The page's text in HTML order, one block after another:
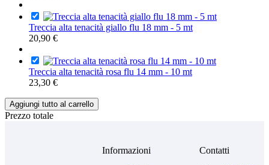
Treccia alta tenacità giallo flu 18 mm - 5 mt
20,90 €
Treccia alta tenacità rosa flu 14 mm - 10 mt
23,30 €
Aggiungi tutto al carrello
Prezzo totale
Informazioni
Contatti